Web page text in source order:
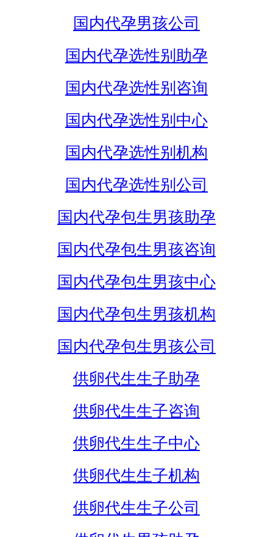
国内代孕男孩公司
国内代孕选性别助孕
国内代孕选性别咨询
国内代孕选性别中心
国内代孕选性别机构
国内代孕选性别公司
国内代孕包生男孩助孕
国内代孕包生男孩咨询
国内代孕包生男孩中心
国内代孕包生男孩机构
国内代孕包生男孩公司
供卵代生生子助孕
供卵代生生子咨询
供卵代生生子中心
供卵代生生子机构
供卵代生生子公司